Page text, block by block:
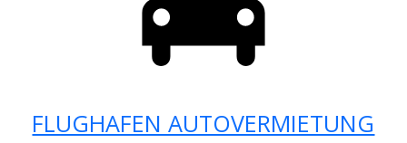
FLUGHAFEN AUTOVERMIETUNG